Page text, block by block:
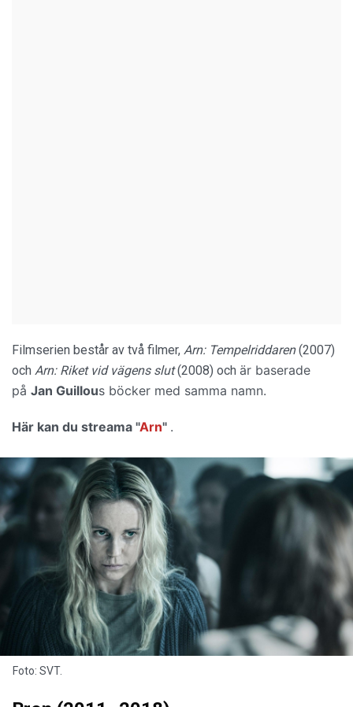
Filmserien består av två filmer, Arn: Tempelriddaren(2007)
och Arn: Riket vid vägens slut(2008) och är baserade
på Jan Guillous böcker med samma namn.
Här kan du streama "Arn" .
Foto: SVT.